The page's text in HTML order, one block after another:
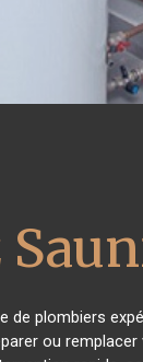
de plombiers
ou remplacer